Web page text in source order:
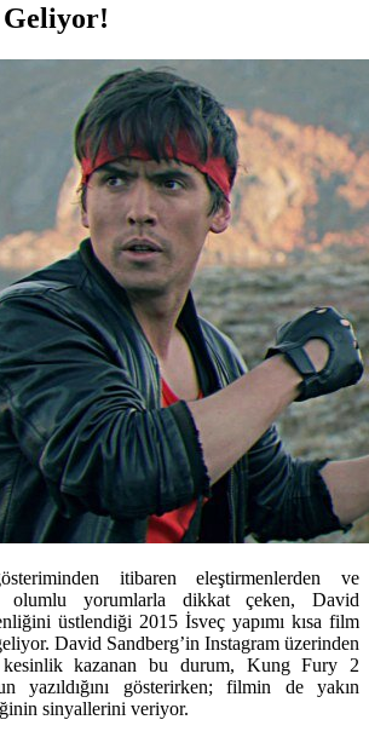
itibaren eleştirmenlerden ve
olumlu yorumlarla dikkat çeken, David
üstlendiği 2015 İsveç yapımı kısa film
David Sandberg’in Instagram üzerinden
kesinlik kazanan bu durum, Kung Fury 2
yazıldığını gösterirken; filmin de yakın
sinyallerini veriyor.